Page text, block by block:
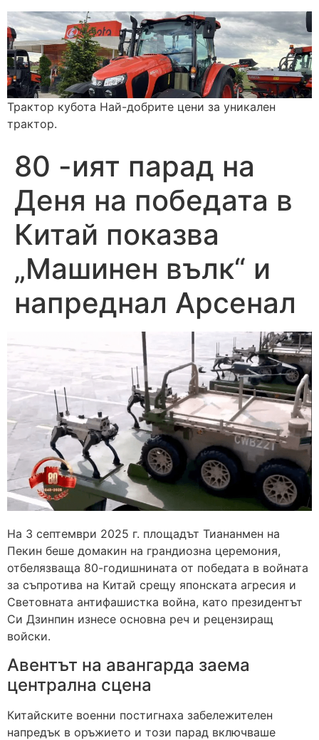
Трактор кубота Най-добрите цени за уникален
трактор.
80 -ият парад на
Деня на победата в
Китай показва
„Машинен вълк“ и
напреднал Арсенал
На 3 септември 2025 г. площадът Тиананмен на
Пекин беше домакин на грандиозна церемония,
отбелязваща 80-годишнината от победата в войната
за съпротива на Китай срещу японската агресия и
Световната антифашистка война, като президентът
Си Дзинпин изнесе основна реч и рецензиращ
войски.
Авентът на авангарда заема
централна сцена
Китайските военни постигнаха забележителен
напредък в оръжието и този парад включваше